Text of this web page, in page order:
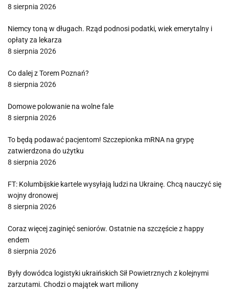
8 sierpnia 2026
Niemcy toną w długach. Rząd podnosi podatki, wiek emerytalny i
opłaty za lekarza
8 sierpnia 2026
Co dalej z Torem Poznań?
8 sierpnia 2026
Domowe polowanie na wolne fale
8 sierpnia 2026
To będą podawać pacjentom! Szczepionka mRNA na grypę
zatwierdzona do użytku
8 sierpnia 2026
FT: Kolumbijskie kartele wysyłają ludzi na Ukrainę. Chcą nauczyć się
wojny dronowej
8 sierpnia 2026
Coraz więcej zaginięć seniorów. Ostatnie na szczęście z happy
endem
8 sierpnia 2026
Były dowódca logistyki ukraińskich Sił Powietrznych z kolejnymi
zarzutami. Chodzi o majątek wart miliony